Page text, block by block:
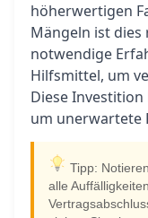
höherwertigen
Mängeln ist
notwendige
Hilfsmittel, um
Diese
um unerwartete
Tipp:
alle